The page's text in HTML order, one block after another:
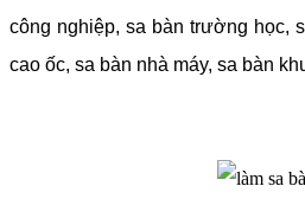
công nghiệp, sa bàn trường học,
cao ốc, sa bàn nhà máy, sa bàn